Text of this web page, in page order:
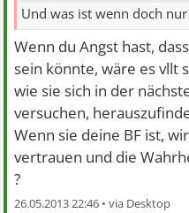
Und was ist wenn doch
Wenn du Angst hast,
sein könnte, wäre es vllt
wie sie sich in der
versuchen,
Wenn sie deine BF ist,
vertrauen und die
?
26.05.2013 22:46 •